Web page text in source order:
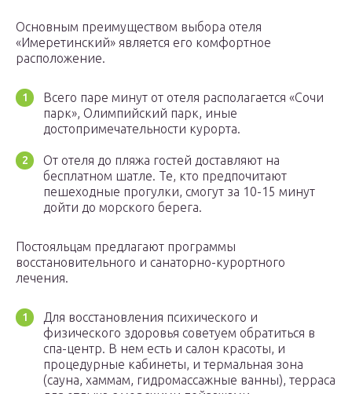
Основным преимуществом выбора отеля
«Имеретинский» является его комфортное
расположение.
Всего паре минут от отеля располагается «Сочи
парк», Олимпийский парк, иные
достопримечательности курорта.
От отеля до пляжа гостей доставляют на
бесплатном шатле. Те, кто предпочитают
пешеходные прогулки, смогут за 10-15 минут
дойти до морского берега.
Постояльцам предлагают программы
восстановительного и санаторно-курортного
лечения.
Для восстановления психического и
физического здоровья советуем обратиться в
спа-центр. В нем есть и салон красоты, и
процедурные кабинеты, и термальная зона
(сауна, хаммам, гидромассажные ванны), терраса